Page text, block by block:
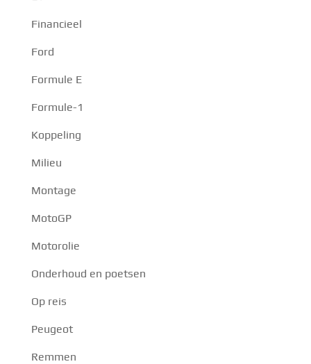
Financieel
Ford
Formule E
Formule-1
Koppeling
Milieu
Montage
MotoGP
Motorolie
Onderhoud en poetsen
Op reis
Peugeot
Remmen